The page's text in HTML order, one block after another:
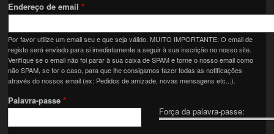
Endereço de email*
Por favor utilize um email seu e que seja válido. MUITO IMPORTANTE: O email de
registo será enviado para si imediatamente a seguir à sua inscrição no nosso site.
Verifique se o email não foi parar à sua caixa de SPAM e torne o nosso email como
não SPAM, se for o caso, para que lhe consigamos fazer todas as notificações
através do nossos email (ex: Pedidos de amizade, novas mensagens etc...).
Força da palavra-passe:
Palavra-passe*